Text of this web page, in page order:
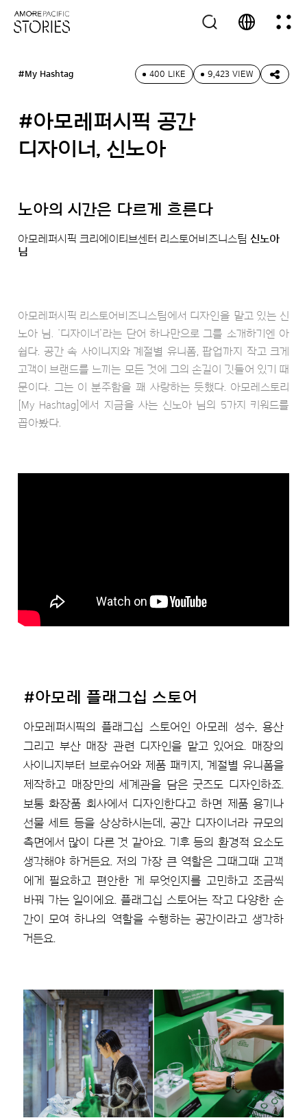
#My Hashtag 400 LIKE 9,423 VIEW
#아모레퍼시픽 공간
디자이너, 신노아
노아의 시간은 다르게 흐른다
아모레퍼시픽 크리에이티브센터 리스토어비즈니스팀 신노아
님
아모레퍼시픽 리스토어비즈니스팀에서 디자인을 맡고 있는 신
노아 님. ‘디자이너’라는 단어 하나만으로 그를 소개하기엔 아
쉽다. 공간 속 사이니지와 계절별 유니폼, 팝업까지 작고 크게
고객이 브랜드를 느끼는 모든 것에 그의 손길이 깃들어 있기 때
문이다. 그는 이 분주함을 꽤 사랑하는 듯했다. 아모레스토리
[My Hashtag]에서 지금을 사는 신노아 님의 5가지 키워드를
꼽아봤다.
#아모레 플래그십 스토어
아모레퍼시픽의 플래그십 스토어인 아모레 성수, 용산
그리고 부산 매장 관련 디자인을 맡고 있어요. 매장의
사이니지부터 브로슈어와 제품 패키지, 계절별 유니폼을
제작하고 매장만의 세계관을 담은 굿즈도 디자인하죠.
보통 화장품 회사에서 디자인한다고 하면 제품 용기나
선물 세트 등을 상상하시는데, 공간 디자이너라 규모의
측면에서 많이 다른 것 같아요. 기후 등의 환경적 요소도
생각해야 하거든요. 저의 가장 큰 역할은 그때그때 고객
에게 필요하고 편안한 게 무엇인지를 고민하고 조금씩
바꿔 가는 일이에요. 플래그십 스토어는 작고 다양한 순
간이 모여 하나의 역할을 수행하는 공간이라고 생각하
거든요.